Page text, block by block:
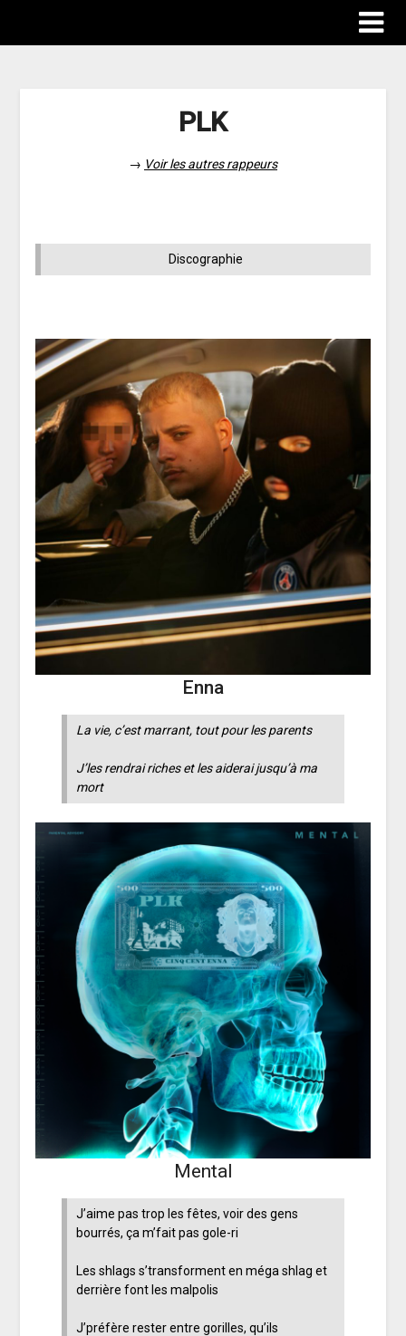
PLK
→ Voir les autres rappeurs
Discographie
Enna
La vie, c’est marrant, tout pour les parents
J’les rendrai riches et les aiderai jusqu’à ma
mort
Mental
J’aime pas trop les fêtes, voir des gens
bourrés, ça m’fait pas gole-ri
Les shlags s’transforment en méga shlag et
derrière font les malpolis
J’préfère rester entre gorilles, qu’ils